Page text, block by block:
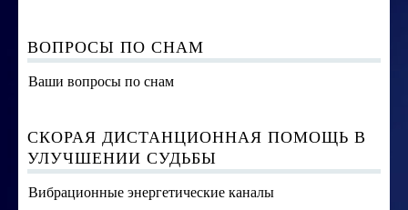
ВОПРОСЫ ПО СНАМ
Ваши вопросы по снам
СКОРАЯ ДИСТАНЦИОННАЯ ПОМОЩЬ В
УЛУЧШЕНИИ СУДЬБЫ
Вибрационные энергетические каналы